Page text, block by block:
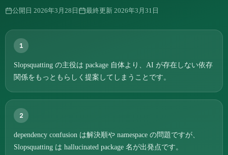
公開日 2026年3月28日 最終更新 2026年3月31日
1
Slopsquatting の主役は package 自体より、AI が存在しない依存
関係をもっともらしく提案してしまうことです。
2
dependency confusion は解決順や namespace の問題ですが、
Slopsquatting は hallucinated package 名が出発点です。